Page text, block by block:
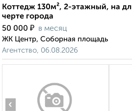
Коттедж 130м², 2-этажный, на
черте города
50 000 ₽ в месяц
ЖК Центр, Соборная площадь
Агентство, 06.08.2026
‹